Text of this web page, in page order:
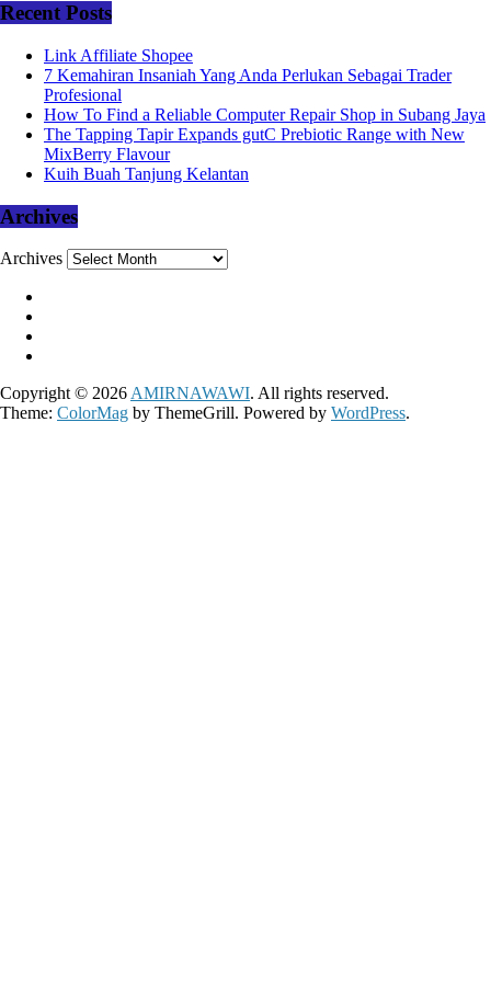
Recent Posts
Link Affiliate Shopee
7 Kemahiran Insaniah Yang Anda Perlukan Sebagai Trader
Profesional
How To Find a Reliable Computer Repair Shop in Subang Jaya
The Tapping Tapir Expands gutC Prebiotic Range with New
MixBerry Flavour
Kuih Buah Tanjung Kelantan
Archives
Archives
Copyright © 2026 AMIRNAWAWI. All rights reserved.
Theme: ColorMag by ThemeGrill. Powered by WordPress.